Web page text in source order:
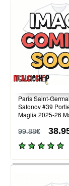
Paris Saint-
Safonov #39
Maglia 2025-26
99.88€